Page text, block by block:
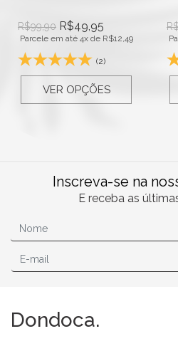
R$99,90 R$49,95
Parcele em até 4x de R$12,49
(2)
VER OPÇÕES
Inscreva-se na
E receba as
Dondoca.